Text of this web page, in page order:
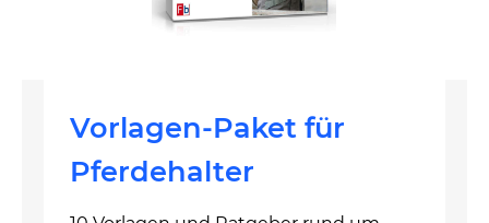
Vorlagen-Paket für
Pferdehalter